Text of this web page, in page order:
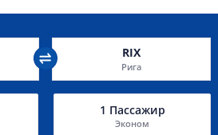
RIX
Рига
1 Пассажир
Эконом